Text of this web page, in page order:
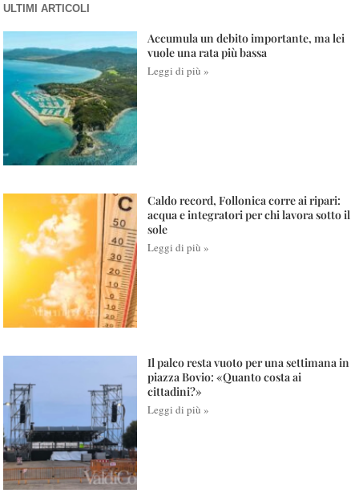
ULTIMI ARTICOLI
Accumula un debito importante, ma lei
vuole una rata più bassa
Leggi di più »
Caldo record, Follonica corre ai ripari:
acqua e integratori per chi lavora sotto il
sole
Leggi di più »
Il palco resta vuoto per una settimana in
piazza Bovio: «Quanto costa ai
cittadini?»
Leggi di più »